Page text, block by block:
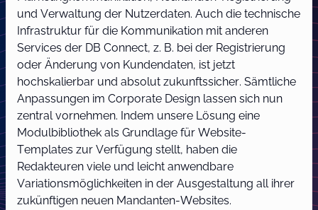
und Verwaltung der Nutzerdaten. Auch die technische
Infrastruktur für die Kommunikation mit anderen
Services der DB Connect, z. B. bei der Registrierung
oder Änderung von Kundendaten, ist jetzt
hochskalierbar und absolut zukunftssicher. Sämtliche
Anpassungen im Corporate Design lassen sich nun
zentral vornehmen. Indem unsere Lösung eine
Modulbibliothek als Grundlage für Website-
Templates zur Verfügung stellt, haben die
Redakteuren viele und leicht anwendbare
Variationsmöglichkeiten in der Ausgestaltung all ihrer
zukünftigen neuen Mandanten-Websites.